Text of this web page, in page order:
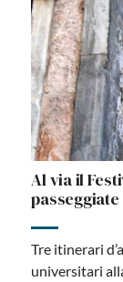
Al via il
Tre itinerari
universitari